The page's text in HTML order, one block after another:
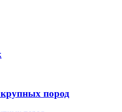
пород